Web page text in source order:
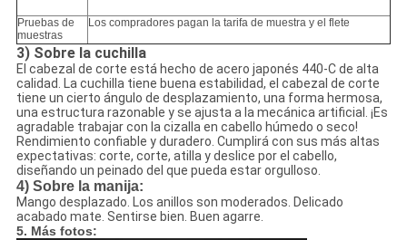
Pruebas de
muestras
Los compradores pagan la tarifa de muestra y el flete
3) Sobre la cuchilla
El cabezal de corte está hecho de acero japonés 440-C de alta
calidad. La cuchilla tiene buena estabilidad, el cabezal de corte
tiene un cierto ángulo de desplazamiento, una forma hermosa,
una estructura razonable y se ajusta a la mecánica artificial. ¡Es
agradable trabajar con la cizalla en cabello húmedo o seco!
Rendimiento confiable y duradero. Cumplirá con sus más altas
expectativas: corte, corte, atilla y deslice por el cabello,
diseñando un peinado del que pueda estar orgulloso.
4) Sobre la manija:
Mango desplazado. Los anillos son moderados. Delicado
acabado mate. Sentirse bien. Buen agarre.
5. Más fotos: